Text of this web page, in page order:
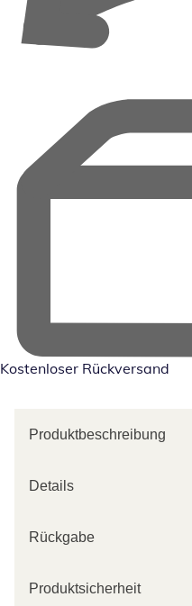
Kostenloser Rückversand
Produktbeschreibung
Details
Rückgabe
Produktsicherheit